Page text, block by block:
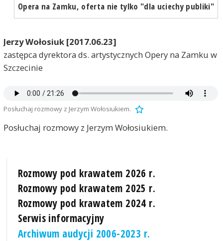
Opera na Zamku, oferta nie tylko "dla uciechy publiki"
Jerzy Wołosiuk[2017.06.23]
zastępca dyrektora ds. artystycznych Opery na Zamku w
Szczecinie
Posłuchaj rozmowy z Jerzym Wołosiukiem.
Posłuchaj rozmowy z Jerzym Wołosiukiem.
Rozmowy pod krawatem 2026 r.
Rozmowy pod krawatem 2025 r.
Rozmowy pod krawatem 2024 r.
Serwis informacyjny
Archiwum audycji 2006-2023 r.